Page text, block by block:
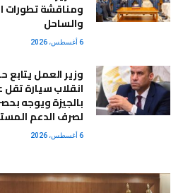
ومناقشة تطورات
والساحل
6 أغسطس، 2026
وزير العمل يتابع
انقلاب سيارة تقل
بالجيزة ويوجه
لصرف الدعم
6 أغسطس، 2026